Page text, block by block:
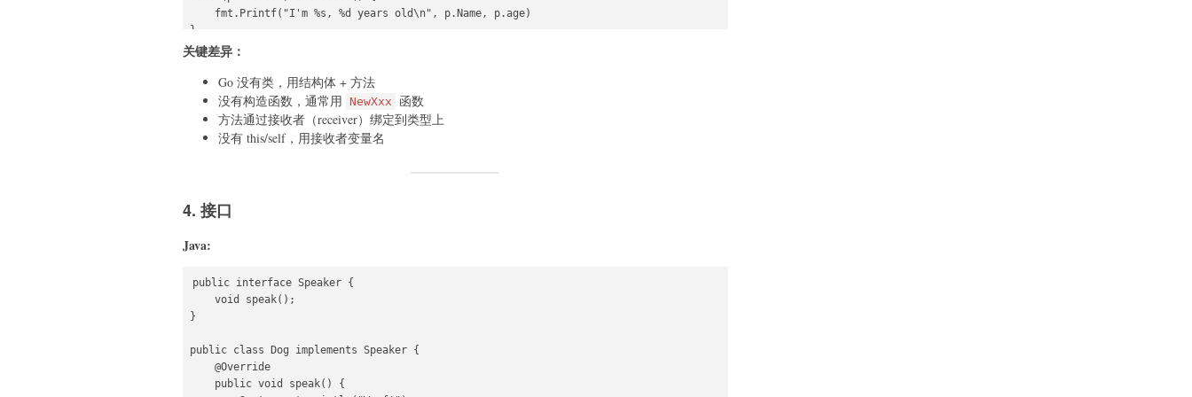
    fmt.Printf("I'm %s, %d years old\n", p.Name, p.age)
}
    p := NewPerson("Bob", 30)
    p.Introduce()
关键差异：
Go 没有类，用结构体 + 方法
没有构造函数，通常用
NewXxx
函数
方法通过接收者（receiver）绑定到类型上
没有 this/self，用接收者变量名
4. 接口
Java:
public interface Speaker {
    void speak();
}
public class Dog implements Speaker {
    @Override
    public void speak() {